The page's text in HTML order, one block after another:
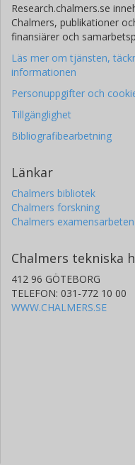
Research.chalmers.se
Chalmers, publikationer
finansiärer och
Läs mer om tjänsten,
informationen
Personuppgifter och
Tillgänglighet
Bibliografibearbetning
Länkar
Chalmers bibliotek
Chalmers forskning
Chalmers examensarbeten
Chalmers tekniska
412 96 GÖTEBORG
TELEFON: 031-772 10 00
WWW.CHALMERS.SE